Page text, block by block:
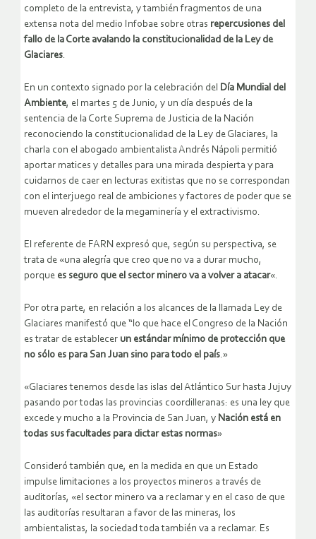
completo de la entrevista, y también fragmentos de una
extensa nota del medio Infobae sobre otras repercusiones del
fallo de la Corte avalando la constitucionalidad de la Ley de
Glaciares.
En un contexto signado por la celebración del Día Mundial del
Ambiente, el martes 5 de Junio, y un día después de la
sentencia de la Corte Suprema de Justicia de la Nación
reconociendo la constitucionalidad de la Ley de Glaciares, la
charla con el abogado ambientalista Andrés Nápoli permitió
aportar matices y detalles para una mirada despierta y para
cuidarnos de caer en lecturas exitistas que no se correspondan
con el interjuego real de ambiciones y factores de poder que se
mueven alrededor de la megaminería y el extractivismo.
El referente de FARN expresó que, según su perspectiva, se
trata de «una alegría que creo que no va a durar mucho,
porque es seguro que el sector minero va a volver a atacar«.
Por otra parte, en relación a los alcances de la llamada Ley de
Glaciares manifestó que “lo que hace el Congreso de la Nación
es tratar de establecer un estándar mínimo de protección que
no sólo es para San Juan sino para todo el país.»
«Glaciares tenemos desde las islas del Atlántico Sur hasta Jujuy
pasando por todas las provincias coordilleranas: es una ley que
excede y mucho a la Provincia de San Juan, y Nación está en
todas sus facultades para dictar estas normas»
Consideró también que, en la medida en que un Estado
impulse limitaciones a los proyectos mineros a través de
auditorías, «el sector minero va a reclamar y en el caso de que
las auditorías resultaran a favor de las mineras, los
ambientalistas, la sociedad toda también va a reclamar. Es